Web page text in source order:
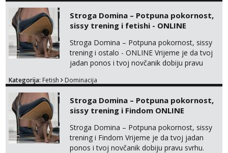
Stroga Domina – Potpuna pokornost,
sissy trening i fetishi - ONLINE
Stroga Domina – Potpuna pokornost, sissy
trening i ostalo - ONLINE Vrijeme je da tvoj
jadan ponos i tvoj novčanik dobiju pravu
Domina preuzima potpunu kontrolu nad
isključivo ozbiljni, solventni i poslušni subovi
koji žude za strogim zapovijedima, sissy
transformacijom (rublje, elegancija) i
potpunim psiholo...
Kategorija: Fetish Dominacija
Stroga Domina – Potpuna pokornost,
sissy trening i Findom ONLINE
Stroga Domina – Potpuna pokornost, sissy
trening i Findom Vrijeme je da tvoj jadan
ponos i tvoj novčanik dobiju pravu svrhu.